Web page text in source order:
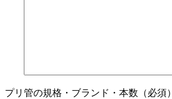
プリ管の規格・ブランド・本数（必須）